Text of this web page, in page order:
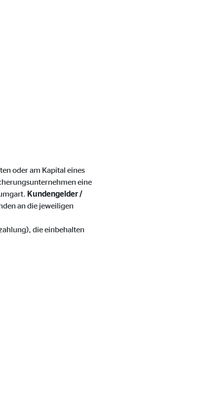
oder am Kapital eines
eine
Kundengelder /
an die jeweiligen
die einbehalten
die die